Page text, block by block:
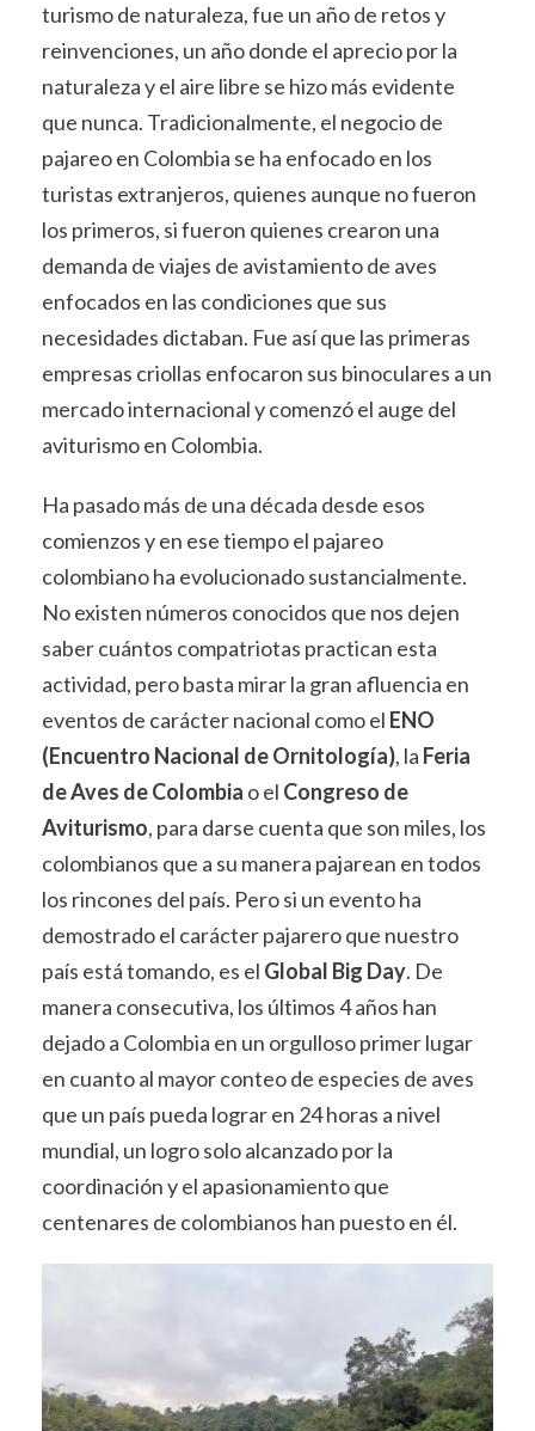
turismo de naturaleza, fue un año de retos y
reinvenciones, un año donde el aprecio por la
naturaleza y el aire libre se hizo más evidente
que nunca. Tradicionalmente, el negocio de
pajareo en Colombia se ha enfocado en los
turistas extranjeros, quienes aunque no fueron
los primeros, si fueron quienes crearon una
demanda de viajes de avistamiento de aves
enfocados en las condiciones que sus
necesidades dictaban. Fue así que las primeras
empresas criollas enfocaron sus binoculares a un
mercado internacional y comenzó el auge del
aviturismo en Colombia.
Ha pasado más de una década desde esos
comienzos y en ese tiempo el pajareo
colombiano ha evolucionado sustancialmente.
No existen números conocidos que nos dejen
saber cuántos compatriotas practican esta
actividad, pero basta mirar la gran afluencia en
eventos de carácter nacional como el ENO
(Encuentro Nacional de Ornitología), la Feria
de Aves de Colombia o el Congreso de
Aviturismo, para darse cuenta que son miles, los
colombianos que a su manera pajarean en todos
los rincones del país. Pero si un evento ha
demostrado el carácter pajarero que nuestro
país está tomando, es el Global Big Day. De
manera consecutiva, los últimos 4 años han
dejado a Colombia en un orgulloso primer lugar
en cuanto al mayor conteo de especies de aves
que un país pueda lograr en 24 horas a nivel
mundial, un logro solo alcanzado por la
coordinación y el apasionamiento que
centenares de colombianos han puesto en él.